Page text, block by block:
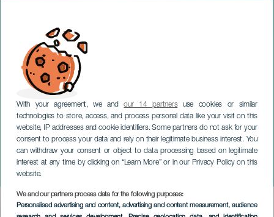
With your agreement, we andour 14 partnersuse cookies or similar
technologies to store, access, and process personal data like your visit on this
website, IP addresses and cookie identifiers. Some partners do not ask for your
consent to process your data and rely on their legitimate business interest. You
can withdraw your consent or object to data processing based on legitimate
interest at any time by clicking on “Learn More” or in our Privacy Policy on this
website.
We and our partners process data for the following purposes:
Personalised advertising and content, advertising and content measurement, audience
Fiestas en honor a la
Inmaculada Concepción y
San Andrés
GRAN CANARIA
Imagen
Listado